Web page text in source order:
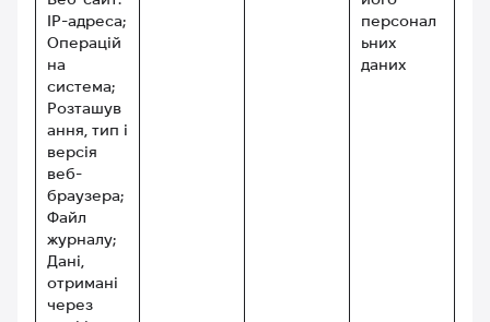
IP-адреса;
Операцій
на
система;
Розташув
ання, тип і
версія
веб-
браузера;
Файл
журналу;
Дані,
отримані
через
персонал
ьних
даних